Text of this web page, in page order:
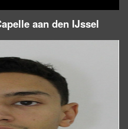
aan den IJssel